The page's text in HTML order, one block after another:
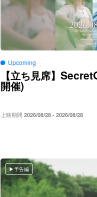
Upcoming
【立ち見席】
開催)
上映期間 2026/08/28 - 2026/08/28
予告編